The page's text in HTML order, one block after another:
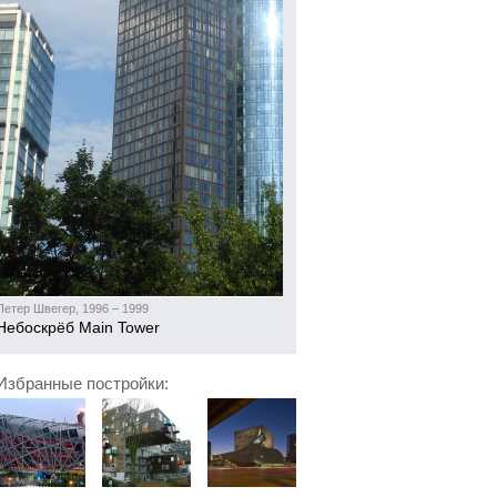
Швегер, 1996 – 1999
Main Tower
постройки: